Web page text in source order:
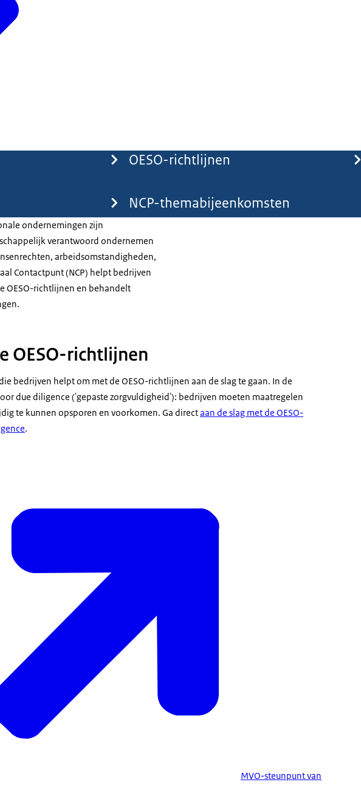
OESO-richtlijnen
NCP-themabijeenkomsten
ondernemingen zijn
verantwoord ondernemen
arbeidsomstandigheden,
Contactpunt (NCP) helpt bedrijven
OESO-richtlijnen en behandelt
OESO-richtlijnen
bedrijven helpt om met de OESO-richtlijnen aan de slag te gaan. In de
due diligence ('gepaste zorgvuldigheid'): bedrijven moeten maatregelen
te kunnen opsporen en voorkomen. Ga directaan de slag met de OESO-
.
MVO-steunpunt van